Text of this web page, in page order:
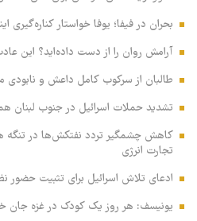
بحران در فیفا؛ یوفا خواستار کناره‌گیری
آرامش روان را از دست داده‌اید؟ این
طالبان از سرکوب کامل داعش و نابودی
تشدید حملات اسرائیل در جنوب لبنان
کاهش چشمگیر تردد نفتکش‌ها در تنگه
تجارت انرژی
ادعای تلاش اسرائیل برای تثبیت حضور
یونیسف: هر روز یک کودک در غزه جان